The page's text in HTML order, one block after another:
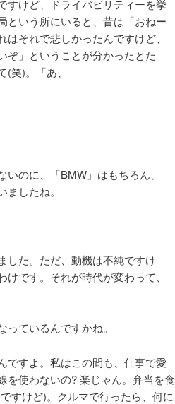
すけど、ドライバビリティーを挙
という所にいると、昔は「おねー
それで悲しかったんですけど、
ぞ」ということが分かったとた
笑)。「あ、
のに、「BMW」はもちろん、
したね。
した。ただ、動機は不純ですけ
です。それが時代が変わって、
ているんですかね。
ですよ。私はこの間も、仕事で愛
を使わないの? 楽じゃん。弁当を食
すけど)。クルマで行ったら、何に